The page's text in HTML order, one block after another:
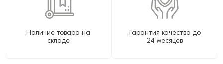
Наличие товара на
складе
Гарантия качества до
24 месяцев